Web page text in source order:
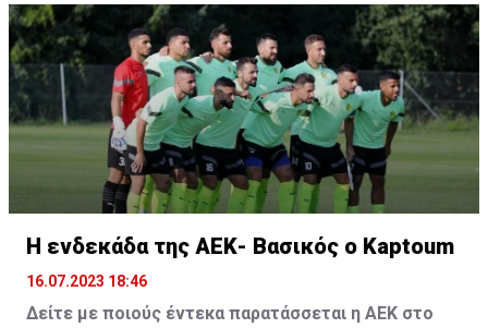
Tomovic), Aνδρέου (65' Angel) , Κωνσταντή (65' Sol),
Τζιωρτζής (65' Faraj), Κατελάρης (65' Milicevic).
Στον πάγκο: Piric, Στυλιανίδης, Tomovic, Καψής, Sol,
Faraj, Lopes, Angel, Milicevic, Pons, Εγγλέζου, Facundo,
Gonzalez, Guyrcso, Μάμας.
Κisvarda FC (Milos Kruscic): Kovacs, Navratil, Raul, Szor,
Lippai, Alic, Kormendi, Makowski, Czekus, Ilievski,
Spasic.
Στον πάγκο: Petkovic, Cipetic, Kovasic, Jovicic, Szeles,
H ενδεκάδα της ΑΕΚ- Βασικός ο Kaptoum
16.07.2023 18:46
Δείτε με ποιούς έντεκα παρατάσσεται η ΑΕΚ στο